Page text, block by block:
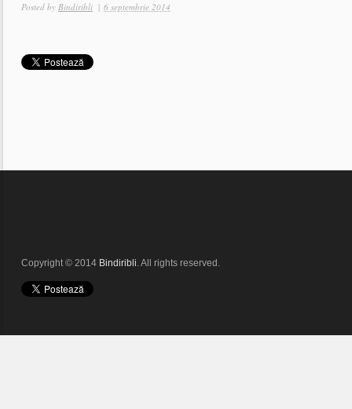
Posted by Bindiribli | 6 septembrie 2014
Copyright © 2014 Bindiribli. All rights reserved.